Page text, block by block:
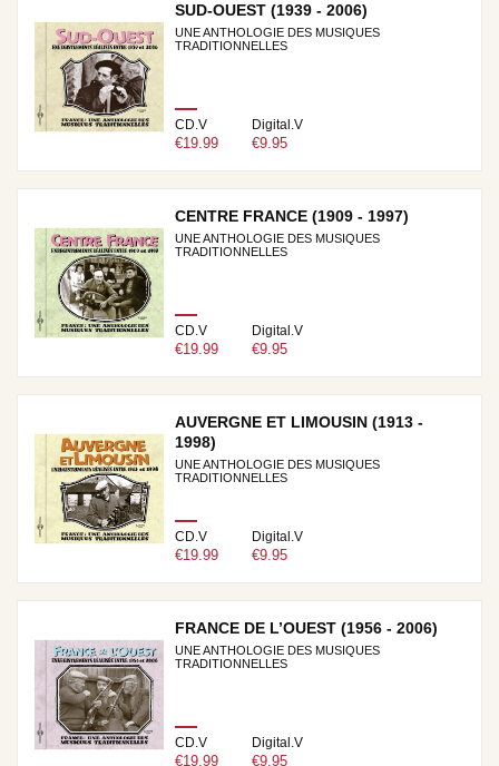
SUD-OUEST (1939 - 2006)
UNE ANTHOLOGIE DES MUSIQUES
TRADITIONNELLES
CD.V
€19.99
Digital.V
€9.95
CENTRE FRANCE (1909 - 1997)
UNE ANTHOLOGIE DES MUSIQUES
TRADITIONNELLES
CD.V
€19.99
Digital.V
€9.95
AUVERGNE ET LIMOUSIN (1913 -
1998)
UNE ANTHOLOGIE DES MUSIQUES
TRADITIONNELLES
CD.V
€19.99
Digital.V
€9.95
FRANCE DE L’OUEST (1956 - 2006)
UNE ANTHOLOGIE DES MUSIQUES
TRADITIONNELLES
CD.V
€19.99
Digital.V
€9.95